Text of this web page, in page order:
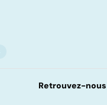
Retrouvez-